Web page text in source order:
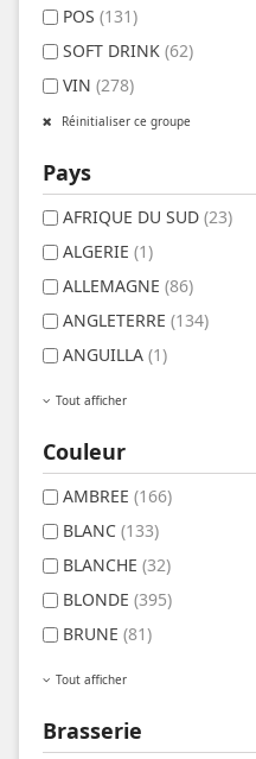
POS (131)
SOFT DRINK (62)
VIN (278)
Réinitialiser ce groupe
Pays
AFRIQUE DU SUD (23)
ALGERIE (1)
ALLEMAGNE (86)
ANGLETERRE (134)
ANGUILLA (1)
Tout afficher
Couleur
AMBREE (166)
BLANC (133)
BLANCHE (32)
BLONDE (395)
BRUNE (81)
Tout afficher
Brasserie